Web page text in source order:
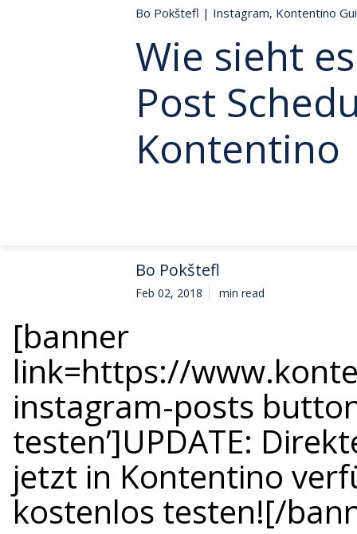
Bo Pokštefl | Instagram, Kontentino
Wie sieht
Post
Kontentino
Bo Pokštefl
Feb 02, 2018 min read
[banner
link=https://
instagram-posts
testen’]UPDATE:
jetzt in Kontentino
kostenlos testen![/